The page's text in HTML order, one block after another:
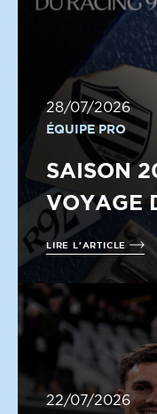
28/07/2026
ÉQUIPE PRO
SAISON
VOYAGE
LIRE L'ARTICLE
22/07/2026